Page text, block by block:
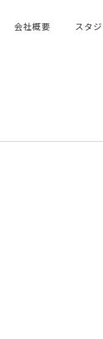
会社概要 スタ